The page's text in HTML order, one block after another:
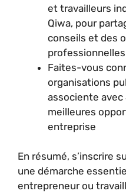
et travailleurs
Qiwa, pour
conseils et des
professionnelles
Faites-vous
organisations
associente avec
meilleures
entreprise
En résumé, s’inscrire
une démarche
entrepreneur ou